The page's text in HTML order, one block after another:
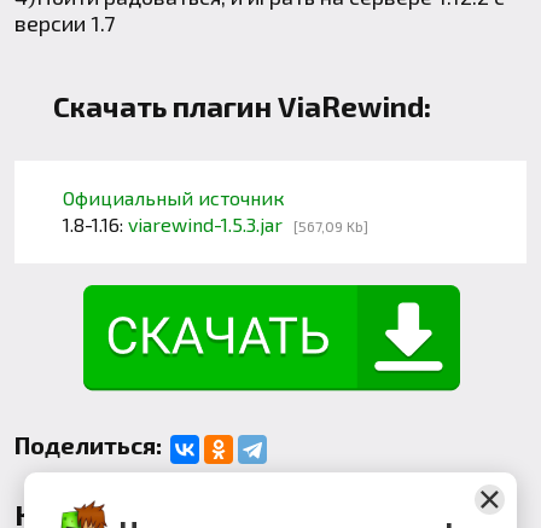
версии 1.7
Скачать плагин ViaRewind:
Официальный источник
1.8-1.16: viarewind-1.5.3.jar [567,09 Kb]
Поделиться:
Комментарии